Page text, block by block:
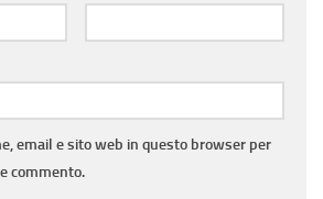
email e sito web in questo browser per
commento.